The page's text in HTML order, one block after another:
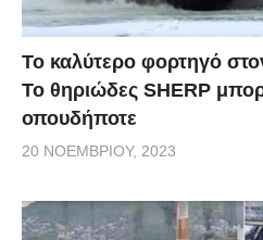
Το καλύτερο φορτηγό
Το θηριώδες SHERP
οπουδήποτε
20 ΝΟΕΜΒΡΊΟΥ, 2023